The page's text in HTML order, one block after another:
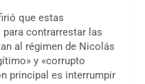
que estas
contrarrestar las
al régimen de Nicolás
y «corrupto
principal es interrumpir